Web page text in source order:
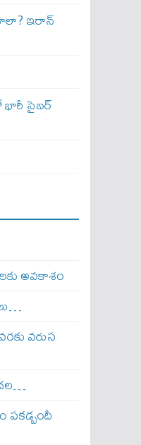
ఇరాన్
భారీ సైబర్
అవకాశం
వరుస
పకడ్బందీ